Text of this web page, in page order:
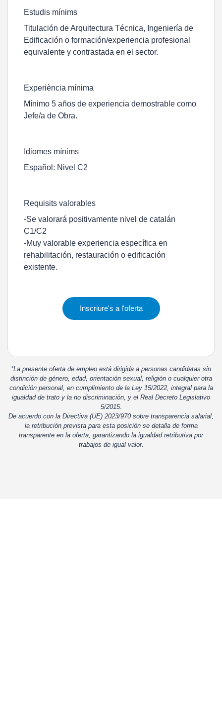
Estudis mínims
Titulación de Arquitectura Técnica, Ingeniería de
Edificación o formación/experiencia profesional
equivalente y contrastada en el sector.
Experiència mínima
Mínimo 5 años de experiencia demostrable como
Jefe/a de Obra.
Idiomes mínims
Español: Nivel C2
Requisits valorables
-Se valorará positivamente nivel de catalán
C1/C2
-Muy valorable experiencia específica en
rehabilitación, restauración o edificación
existente.
Inscriure's a l'oferta
*La presente oferta de empleo está dirigida a personas candidatas sin
distinción de género, edad, orientación sexual, religión o cualquier otra
condición personal, en cumplimiento de la Ley 15/2022, integral para la
igualdad de trato y la no discriminación, y el Real Decreto Legislativo
5/2015.
De acuerdo con la Directiva (UE) 2023/970 sobre transparencia salarial,
la retribución prevista para esta posición se detalla de forma
transparente en la oferta, garantizando la igualdad retributiva por
trabajos de igual valor.